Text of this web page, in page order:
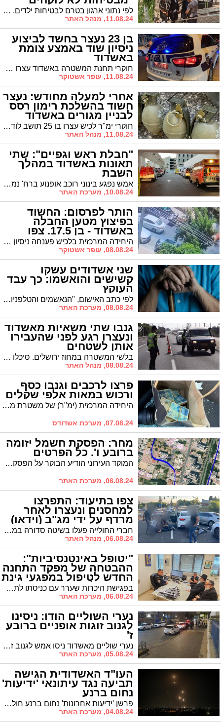
חופש" לפי נתוני ארגון בטרם לבטיחות ילדים, 43 ילדים נהרגו בעשור האחרון (2014-2023) בתאונות בתקופת "בין הזמנים". אורלי סילבינגר, מנכ"לית ארגון בטרם: "מבטיחות לא לוקחים חופש, שומרים על החיים כערך עליון"
11.08.24, מנהל האתר
בן 23 נעצר בחשד לביצוע
ניסיון שוד באמצע צומת
באשדוד
חוקרי תחנת המשטרה באשדוד עצרו בן 23 מלוד, בחשד שניסה לבצע שוד לאור היום בצומת ויצמן - בן גוריון באשדוד. על פי החשד, החשוד וחשוד נוסף נצמדו לרכבו של הקורבן ואחד מהם ניסה לגנוב מרכבו של הקורבן תיקו ובו כסף
11.08.24, עופר אשטוקר
אחרי למעלה מחודש: נעצר
חשוד בהשלכת רימון רסס
לבניין מגורים באשדוד
חוקרי ימ"ר לכיש עצרו בן 25 תושב לוד בחשד להשלכת רימון רסס לעבר בניין מגורים באשדוד. האירוע החמור התרחש לפני יותר מחודש ברחוב האגס בעיר וגרם לנזק אך בנס לא היו נפגעים באירוע
11.08.24, מנהל האתר
"חבלת ראש וגפיים": שתי
תאונות באשדוד במהלך
השבת
אמש נפגע בינוני רוכב אופנוע ברח' נמלי ישראל ופונה לאסותא. הבוקר נפגע הולך רגל בשדרות בן גוריון ופונה במצב בינוני לבית החולים
10.08.24, מערכת האתר
הותר לפרסום: החשוד
בפיצוץ מטען החבלה
באשדוד - בן 17.5. צפו
בתיעוד (וידאו) היחידה המרכזית בלכיש פענחה ניסיון חיסול באמצעות מטען חבלה - הצהרת תובע הוגשה היום נגד החשוד. החשוד, בן 17.5 מראשון לציון
08.08.24, עופר אשטוקר
שני אשדודים עשקו
קשישים והואשמו: כך עבד
העוקץ
לפי כתב האישום, "הנאשמים והטלפניות דחקו במתלוננים לבצע עסקות איתור כספים פנסיוניים, תוך מצג שווא והפעלת לחץ פסול לפיו ככל והמתלוננים לא ירכשו את השירות מהנאשמים בזריזות, כספי הפנסיה שלהם או של קרוביהם עלולים להיות 'מופקעים' לטובת המדינה"
08.08.24, מערכת האתר
גנבו שתי משאיות מאשדוד
ונעצרו רגע לפני שהעבירו
אותן לשטחים
בלשי המשטרה במחוז ירושלים, סיכלו הלילה גניבתן של שתי משאיות מאזור אשדוד אשר עשו דרכם לכיוון יו"ש. החשודים שנהגו בהם נעצרו לחקירה. במהלך היום תבקש המשטרה להאריך את מעצרם
08.08.24, מנהל האתר
פרצו לרכבים וגנבו כסף
ורכוש במאות אלפי שקלים
היחידה המרכזית (ימ"ר) של משטרת מחוז תל אביב הגישה בבית משפט השלום בתל אביב הצהרת תובע כנגד חמישה חברי חולייה שעסקו בהתפרצויות לכלי רכב, לאחר שנבחרו בקפידה ובגניבת רכוש בעיקר כסף מזומן ושעוני יוקרה
07.08.24, מערכת אשדודס
מחר: הפסקת חשמל יזומה
ברובע ו'. כל הפרטים
המוקד העירוני הודיע הבוקר על הפסקת חשמל יזומה לצורך ביצוע עבודות יום ברובע ו'.
06.08.24, מערכת האתר
צפו בתיעוד: התפרצו
למחסנים ונעצרו לאחר
מרדף על ידי מג"ב (וידאו)
חברי החולייה פעלו בשיטה סדורה במסגרתה נהגו במשנה זהירות תוך שימוש ברכבים גנובים עם לוחיות זיהוי משוכפלות, כלים טכנולוגיים מתקדמים ובהם גם משבשי תדרים. צפו ברגעי המעצר
06.08.24, מנהל האתר
"יטופל באינטנסיביות":
ההבטחה של מפקד התחנה
החדש לטיפול במפגעי גינת
ה'שטיבלאך' בפגישת היכרות שערך עם כניסתו לתפקיד מפקד תחנת אשדוד, הבטיח סנ"צ מאיר חכמון, לסגן ראש העיר הרב יחיאל וינגרטן, כי המשטרה בפיקודו תגלה רגישות לצרכי הציבור החרדי ותשתף פעולה עם נציגי הציבור לטובת התושבים. לרב וינגרטן נלווה הרב אשר לוי, ראש המש"ק ברובע ז'
06.08.24, מערכת האתר
נערי השוליים הודו: ניסינו
לגנוב זוגות אופניים ברובע
ז'
נערי שוליים מאשדוד ניסו אמש לגנוב זוגות אופניים מלב רובע ז' אך נבלמו בזכות תושייתה של תושבת מקומית שהבחינה בהם והזמינה את המשטרה שעיכבה אותם במשך שעה ארוכה ואף נתנה דו"ח לאחד מהם
05.08.24, מערכת האתר
העו"ד האשדודית הגישה
תביעה נגד עיתונאי 'ידיעות'
נחום ברנע
פרשן 'ידיעות אחרונות' נחום ברנע חולל סערה כשהתייחס בטורו האחרון לאיומים מאיראן, הציג להם אפשרות לתקיפה וקרא לפגוע במטוס 'כנף ציון' של ראש הממשלה. עורכת הדין האשדודית סמדר בוכובזה הגישה נגדו תלונה במשטרה
04.08.24, מערכת האתר